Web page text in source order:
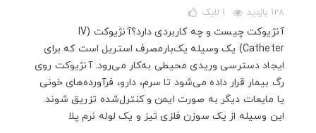
128 بازدید 1 لایک
آنژیوکت چیست و چه کاربردی دارد؟آنژیوکت (IV
Catheter) یک وسیله یک‌بارمصرف استریل است که برای
ایجاد دسترسی وریدی محیطی به‌کار می‌رود. آنژیوکت روی
رگ بیمار قرار داده می‌شود تا سرم، دارو، فرآورده‌های خونی
یا مایعات دیگر به صورت ایمن و کنترل‌شده تزریق شوند.
این وسیله از یک سوزن فلزی تیز و یک لوله نرم پلا